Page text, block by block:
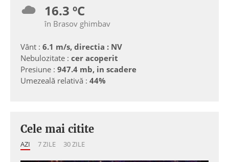
16.3 ºC
în Brasov ghimbav
Vânt : 6.1 m/s, directia : NV
Nebulozitate : cer acoperit
Presiune : 947.4 mb, in scadere
Umezeală relativă : 44%
Cele mai citite
AZI 7 ZILE 30 ZILE